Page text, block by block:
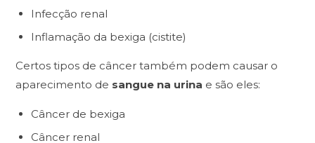
Infecção renal
Inflamação da bexiga (cistite)
Certos tipos de câncer também podem causar o
aparecimento de sangue na urina e são eles:
Câncer de bexiga
Câncer renal